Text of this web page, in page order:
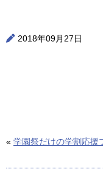
2018年09月27日
« 学園祭だけの学割応援